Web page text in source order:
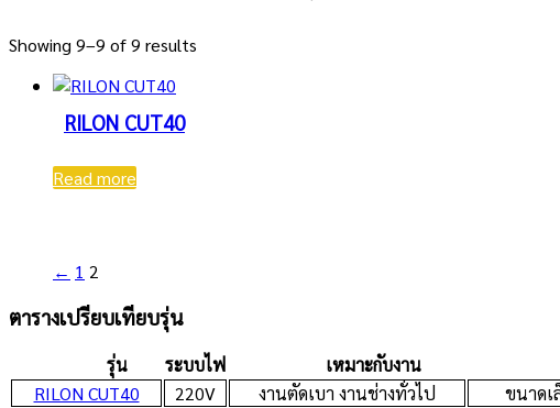
Showing 9–9 of 9 results
RILON CUT40
Read more
← 1 2
ตารางเปรียบเทียบรุ่น
รุ่น ระบบไฟ เหมาะกับงาน
จุ
RILON CUT40
220V งานตัดเบา งานช่างทั่วไป
ขนาดเ